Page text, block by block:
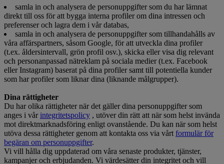
samla in och analysera de personuppgifter som du har lämnat
direkt till oss för att bygga interna profiler om dina intressen och
preferenser och lagra dem i vår databas,
samla in och analysera de personuppgifter som tillhandahålls av
våra affärspartners, såsom Google, för att utveckla dina profiler
(t.ex. åldersintervall, grön profil osv.), skicka eller visa dig relevant
och personanpassad nätreklam på sociala medier (t.ex. Facebook
eller Instagram) baserat på dina profiler samt till potentiella kunder
som har profiler som liknar dina (liknande målgrupper).
Dina rättigheter
Du har olika rättigheter när det gäller dina personuppgifter som
anges i vår integritetspolicy , utöver din rätt att när som helst invända
mot direktmarknadsföring enligt ovanstående. Du kan när som helst
utöva dessa rättigheter genom att kontakta oss via vårt formulär för
begäran om personuppgifter.
Vi vill hålla dig uppdaterad om våra senaste produkter, tjänster,
kampanjer och erbjudanden. Vi värdesätter din integritet och vill